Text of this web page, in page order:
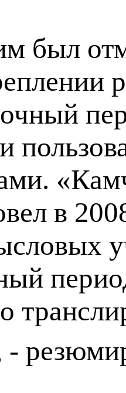
был
в
-